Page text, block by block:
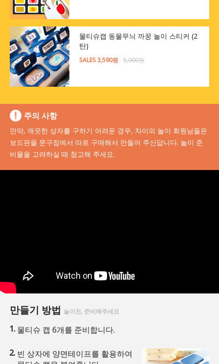
물티슈캡 동물무늬 까꿍 놀이 스티커 (2
탄)
SALES 3,590원 5,000원
주의 사항
만약, 깨끗한 상자를 구하기 어려운 경우, 차이의 놀이 회원님들은
보드판을 문구점에서 따로 구매해서 만들어 주신답니다. 놀이 준
비물을 고려하실 때 참고해 주세요.
만들기 방법 놀이전, 준비해주세요
물티슈 캡 6개를 준비합니다.
빈 상자에 양면테이프를 활용하여